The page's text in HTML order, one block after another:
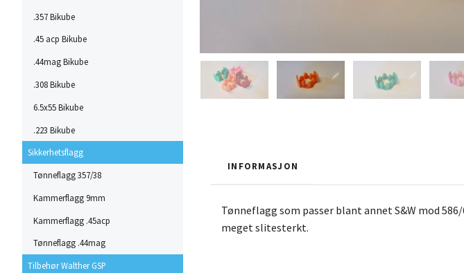
.357 Bikube
.45 acp Bikube
.44mag Bikube
.308 Bikube
6.5x55 Bikube
.223 Bikube
Sikkerhetsflagg
Tønneflagg 357/38
Kammerflagg 9mm
Kammerflagg .45acp
Tønneflagg .44mag
Tilbehør Walther GSP
INFORMASJON
Tønneflagg som passer blant annet S&W mod
meget slitesterkt.